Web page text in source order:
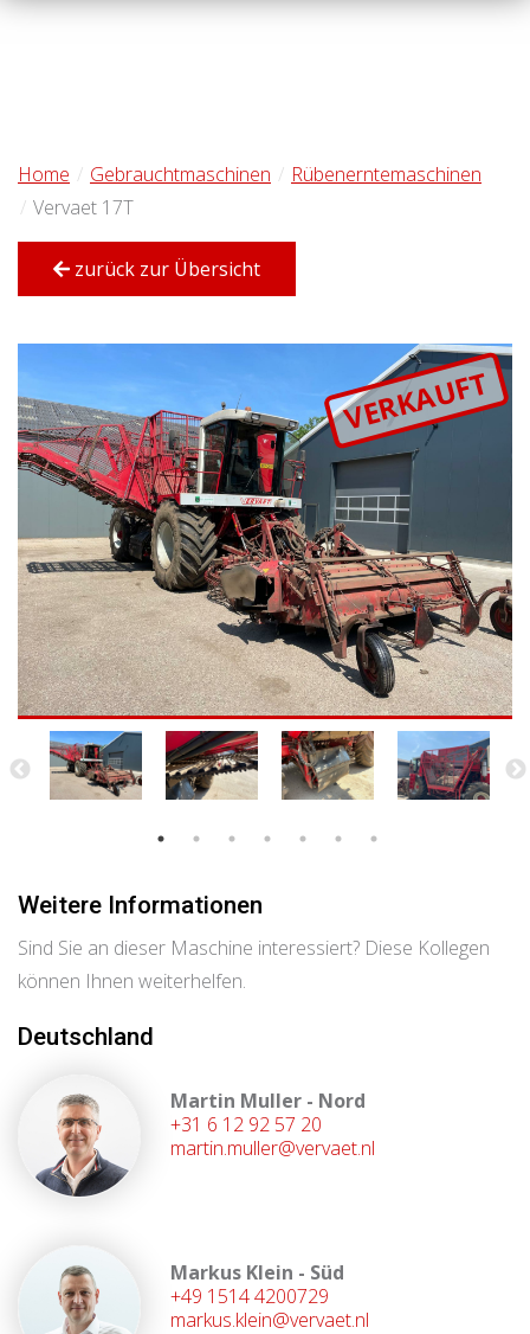
Home Gebrauchtmaschinen
Rübenerntemaschinen
Vervaet 17T
zurück zur Übersicht
VERKAUFT
Weitere Informationen
Sind Sie an dieser Maschine interessiert? Diese Kollegen
können Ihnen weiterhelfen.
Deutschland
Martin Muller - Nord
+31 6 12 92 57 20
martin.muller@vervaet.nl
Markus Klein - Süd
+49 1514 4200729
markus.klein@vervaet.nl